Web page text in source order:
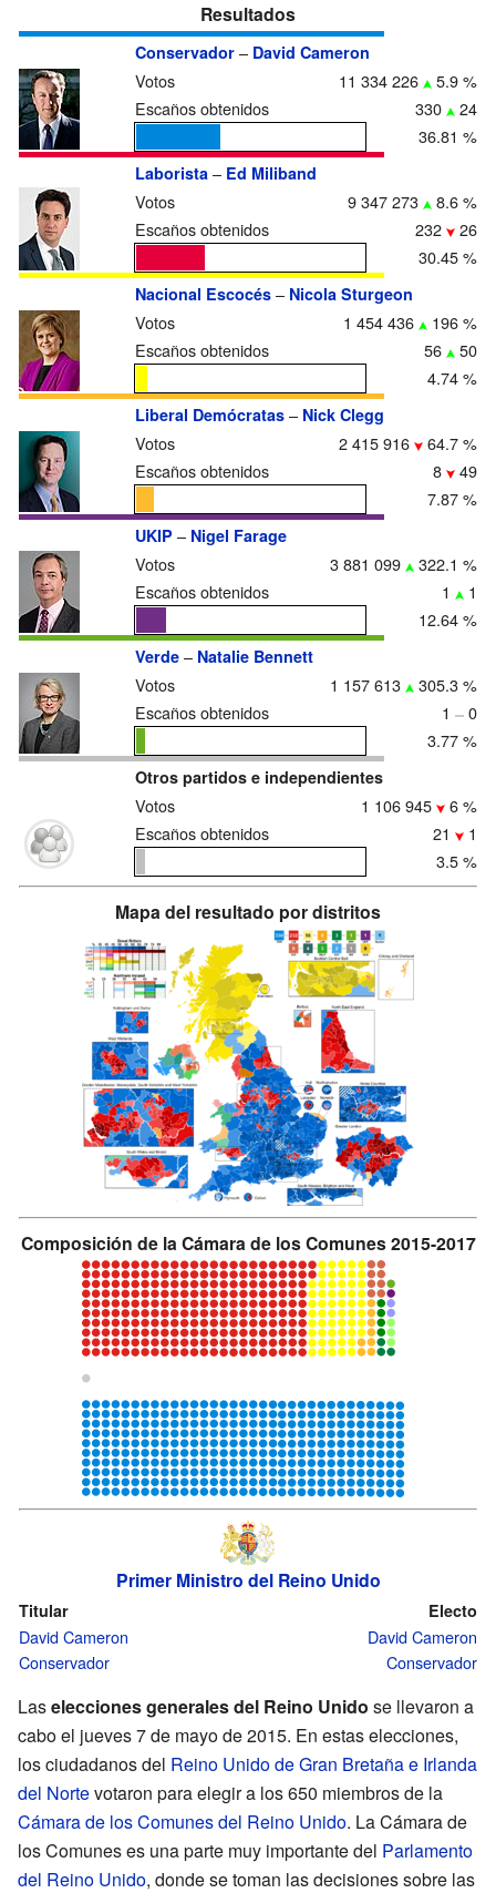
Resultados
Conservador – David Cameron
Votos 11 334 226
5.9 %
Escaños obtenidos
330
24
36.81 %
Laborista – Ed Miliband
Votos 9 347 273
8.6 %
Escaños obtenidos
232
26
30.45 %
Nacional Escocés – Nicola Sturgeon
Votos 1 454 436
196 %
Escaños obtenidos
56
50
4.74 %
Liberal Demócratas – Nick Clegg
Votos 2 415 916
64.7 %
Escaños obtenidos
8
49
7.87 %
UKIP – Nigel Farage
Votos 3 881 099
322.1 %
Escaños obtenidos
1
1
12.64 %
Verde – Natalie Bennett
Votos 1 157 613
305.3 %
Escaños obtenidos
1
0
3.77 %
Otros partidos e independientes
Votos 1 106 945
6 %
Escaños obtenidos
21
1
3.5 %
Mapa del resultado por distritos
Composición de la Cámara de los Comunes 2015-2017
Primer Ministro del Reino Unido
Titular
David Cameron
Conservador
Electo
David Cameron
Conservador
Laselecciones generales del Reino Unido se llevaron a
cabo el jueves 7 de mayo de 2015. En estas elecciones,
los ciudadanos del Reino Unido de Gran Bretaña e Irlanda
del Nortevotaron para elegir a los 650 miembros de la
Cámara de los Comunes del Reino Unido. La Cámara de
los Comunes es una parte muy importante del Parlamento
del Reino Unido, donde se toman las decisiones sobre las